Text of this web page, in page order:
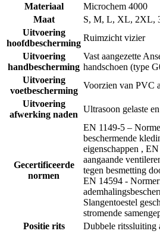
Materiaal
Microchem 4000
Maat
S, M, L, XL, 2XL,
Uitvoering
hoofdbescherming
Ruimzicht vizier
Uitvoering
handbescherming
Vast aangezette
handschoen (type
Uitvoering
voetbescherming
Voorzien van PVC
Uitvoering
afwerking naden
Ultrasoon gelaste
Gecertificeerde
normen
EN 1149-5 –
beschermende
eigenschappen ,
aangaande
tegen besmetting
EN 14594 -
Slangentoestel
stromende
Positie rits
Dubbele ritssluiting